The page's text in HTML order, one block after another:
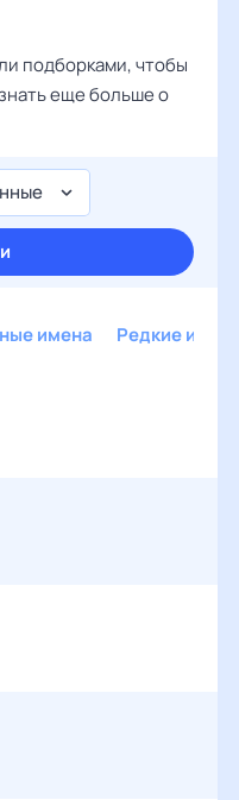
подборками, чтобы
еще больше о
имена Редкие